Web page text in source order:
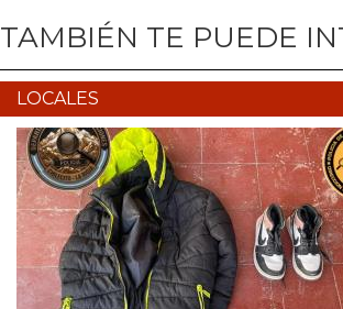
TAMBIÉN TE PUEDE
LOCALES